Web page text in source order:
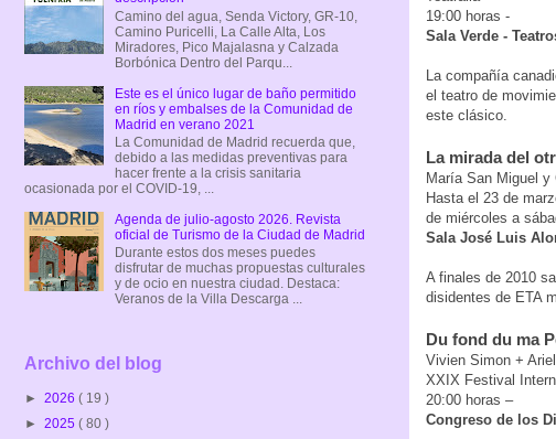
19:00 horas -
Sala Verde -
La compañía
el teatro de
este clásico.
La mirada del
María San Miguel y
Hasta el 23 de
de miércoles a
Sala José Luis
A finales de 2010
disidentes de ETA
Du fond du ma
Vivien Simon +
XXIX Festival
20:00 horas –
Congreso de los
Camino del agua, Senda Victory, GR-10,
Camino Puricelli, La Calle Alta, Los
Miradores, Pico Majalasna y Calzada
Borbónica Dentro del Parqu...
Este es el único lugar de baño permitido
en ríos y embalses de la Comunidad de
Madrid en verano 2021
La Comunidad de Madrid recuerda que,
debido a las medidas preventivas para
hacer frente a la crisis sanitaria
ocasionada por el COVID-19, ...
Agenda de julio-agosto 2026. Revista
oficial de Turismo de la Ciudad de Madrid
Durante estos dos meses puedes
disfrutar de muchas propuestas culturales
y de ocio en nuestra ciudad. Destaca:
Veranos de la Villa Descarga ...
Archivo del blog
► 2026 ( 19 )
► 2025 ( 80 )